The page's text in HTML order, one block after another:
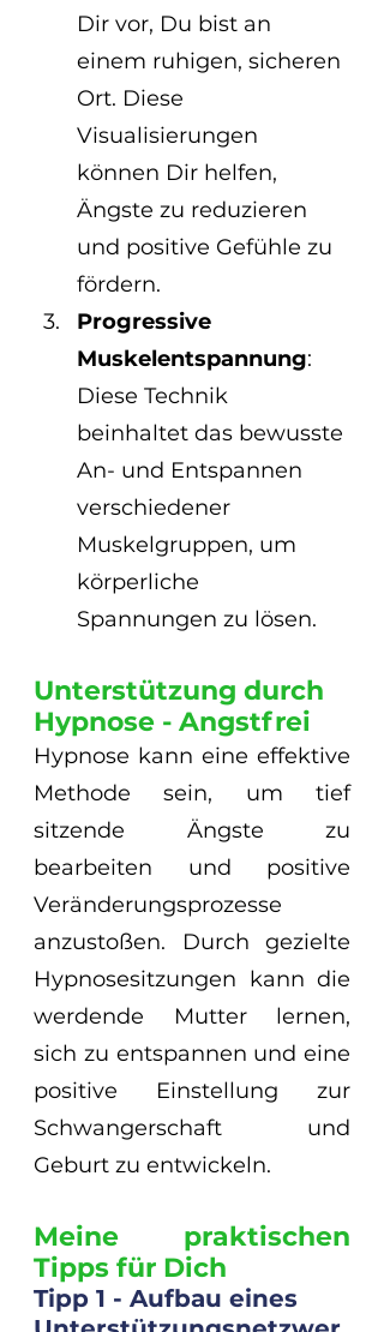
Dir vor, Du bist an
einem ruhigen, sicheren
Ort. Diese
Visualisierungen
können Dir helfen,
Ängste zu reduzieren
und positive Gefühle zu
fördern.
Progressive
Muskelentspannung:
Diese Technik
beinhaltet das bewusste
An- und Entspannen
verschiedener
Muskelgruppen, um
körperliche
Spannungen zu lösen.
Unterstützung durch
Hypnose - Angstfrei
Hypnose kann eine effektive
Methode sein, um tief
sitzende Ängste zu
bearbeiten und positive
Veränderungsprozesse
anzustoßen. Durch gezielte
Hypnosesitzungen kann die
werdende Mutter lernen,
sich zu entspannen und eine
positive Einstellung zur
Schwangerschaft und
Geburt zu entwickeln.
Meine praktischen
Tipps für Dich
Tipp 1 - Aufbau eines